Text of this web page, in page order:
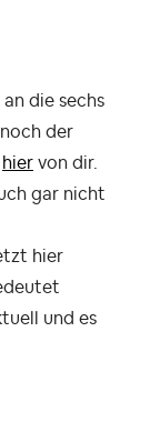
die sechs
der
hier von dir.
gar nicht
hier
und es